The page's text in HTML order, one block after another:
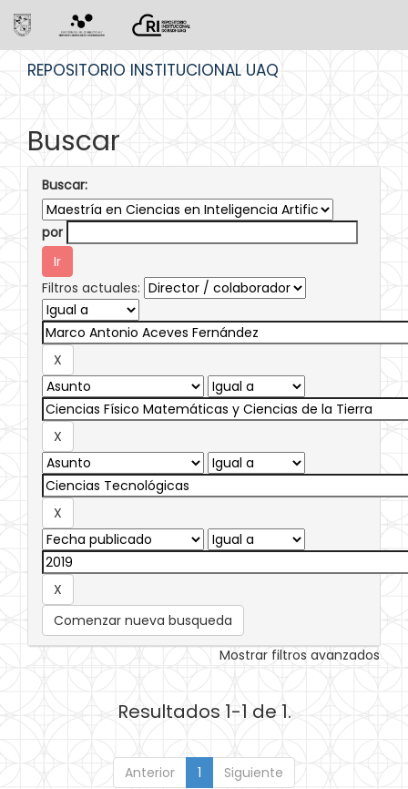
REPOSITORIO INSTITUCIONAL UAQ
Buscar
Buscar:
por
Filtros actuales:
Comenzar nueva busqueda
Mostrar filtros avanzados
Resultados 1-1 de 1.
Anterior 1 Siguiente